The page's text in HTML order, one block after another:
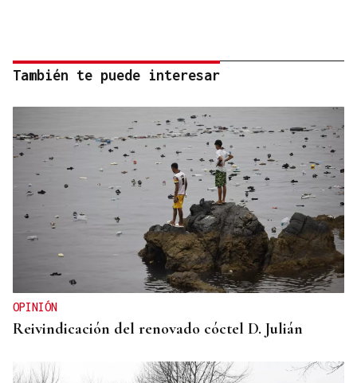
También te puede interesar
OPINIÓN
Reivindicación del renovado cóctel D. Julián